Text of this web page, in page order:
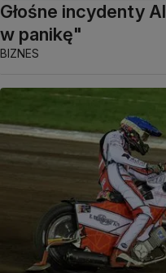
Głośne incydenty
w panikę"
BIZNES